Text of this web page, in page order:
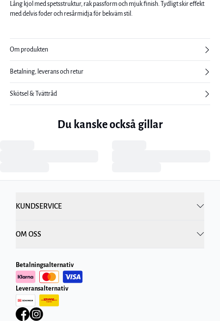
Lång kjol med spetsstruktur, rak passform och mjuk finish. Tydligt skir effekt
med delvis foder och resårmidja för bekväm stil.
Om produkten
Betalning, leverans och retur
Skötsel & Tvättråd
Du kanske också gillar
KUNDSERVICE
OM OSS
Betalningsalternativ
Leveransalternativ